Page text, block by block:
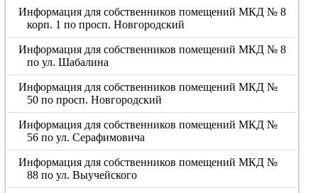
Информация для собственников помещений МКД № 8
корп. 1 по просп. Новгородский
Информация для собственников помещений МКД № 8
по ул. Шабалина
Информация для собственников помещений МКД №
50 по просп. Новгородский
Информация для собственников помещений МКД №
56 по ул. Серафимовича
Информация для собственников помещений МКД №
88 по ул. Выучейского